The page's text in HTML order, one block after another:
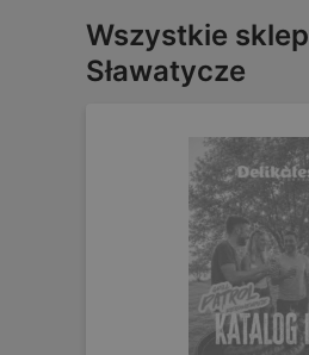
Wszystkie
Sławatycze